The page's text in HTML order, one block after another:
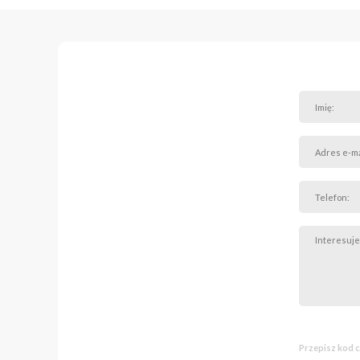
Klimatyzacja
Budynek i otoczenie:
Przepisz kod